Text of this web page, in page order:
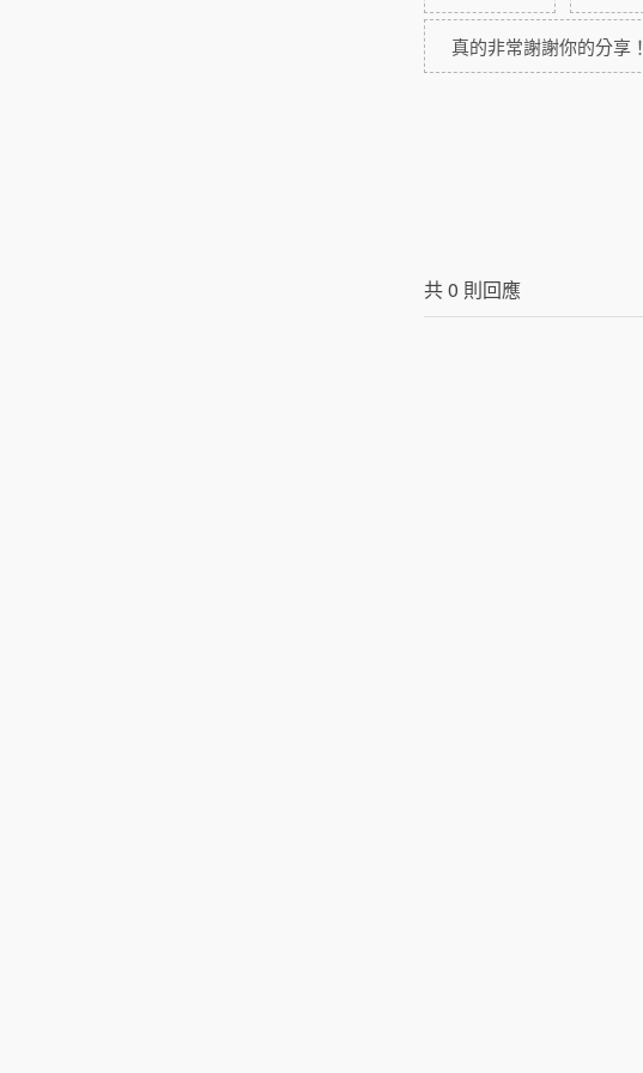
真的非常謝謝你的分享！
共0 則回應